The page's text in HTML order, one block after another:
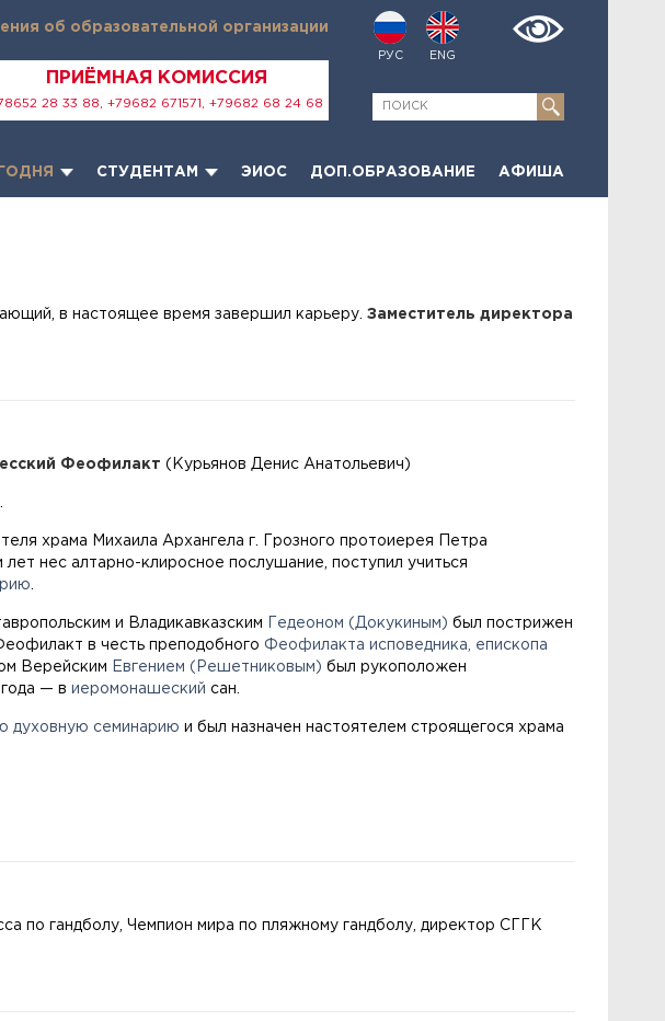
об образовательной организации
ПРИЁМНАЯ КОМИССИЯ
28 33 88, +79682 671571, +79682 68 24 68
РУС ENG
СТУДЕНТАМ ЭИОС ДОП.ОБРАЗОВАНИЕ АФИША
в настоящее время завершил карьеру. Заместитель директора
Феофилакт (Курьянов Денис Анатольевич)
храма Михаила Архангела г. Грозного протоиерея Петра
нес алтарно-клиросное послушание, поступил учиться
и Владикавказским Гедеоном (Докукиным) был пострижен
в честь преподобного Феофилакта исповедника, епископа
Верейским Евгением (Решетниковым) был рукоположен
— в иеромонашеский сан.
духовную семинарию и был назначен настоятелем строящегося храма
по гандболу, Чемпион мира по пляжному гандболу, директор СГГК